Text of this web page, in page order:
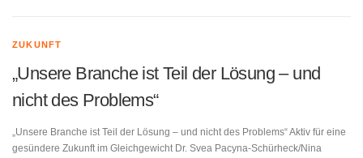
ZUKUNFT
„Unsere Branche ist Teil der Lösung – und
nicht des Problems“
„Unsere Branche ist Teil der Lösung – und nicht des Problems“ Aktiv für eine
gesündere Zukunft im Gleichgewicht Dr. Svea Pacyna-Schürheck/Nina